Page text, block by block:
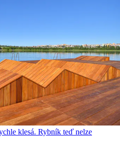
klesá. Rybník teď nelze